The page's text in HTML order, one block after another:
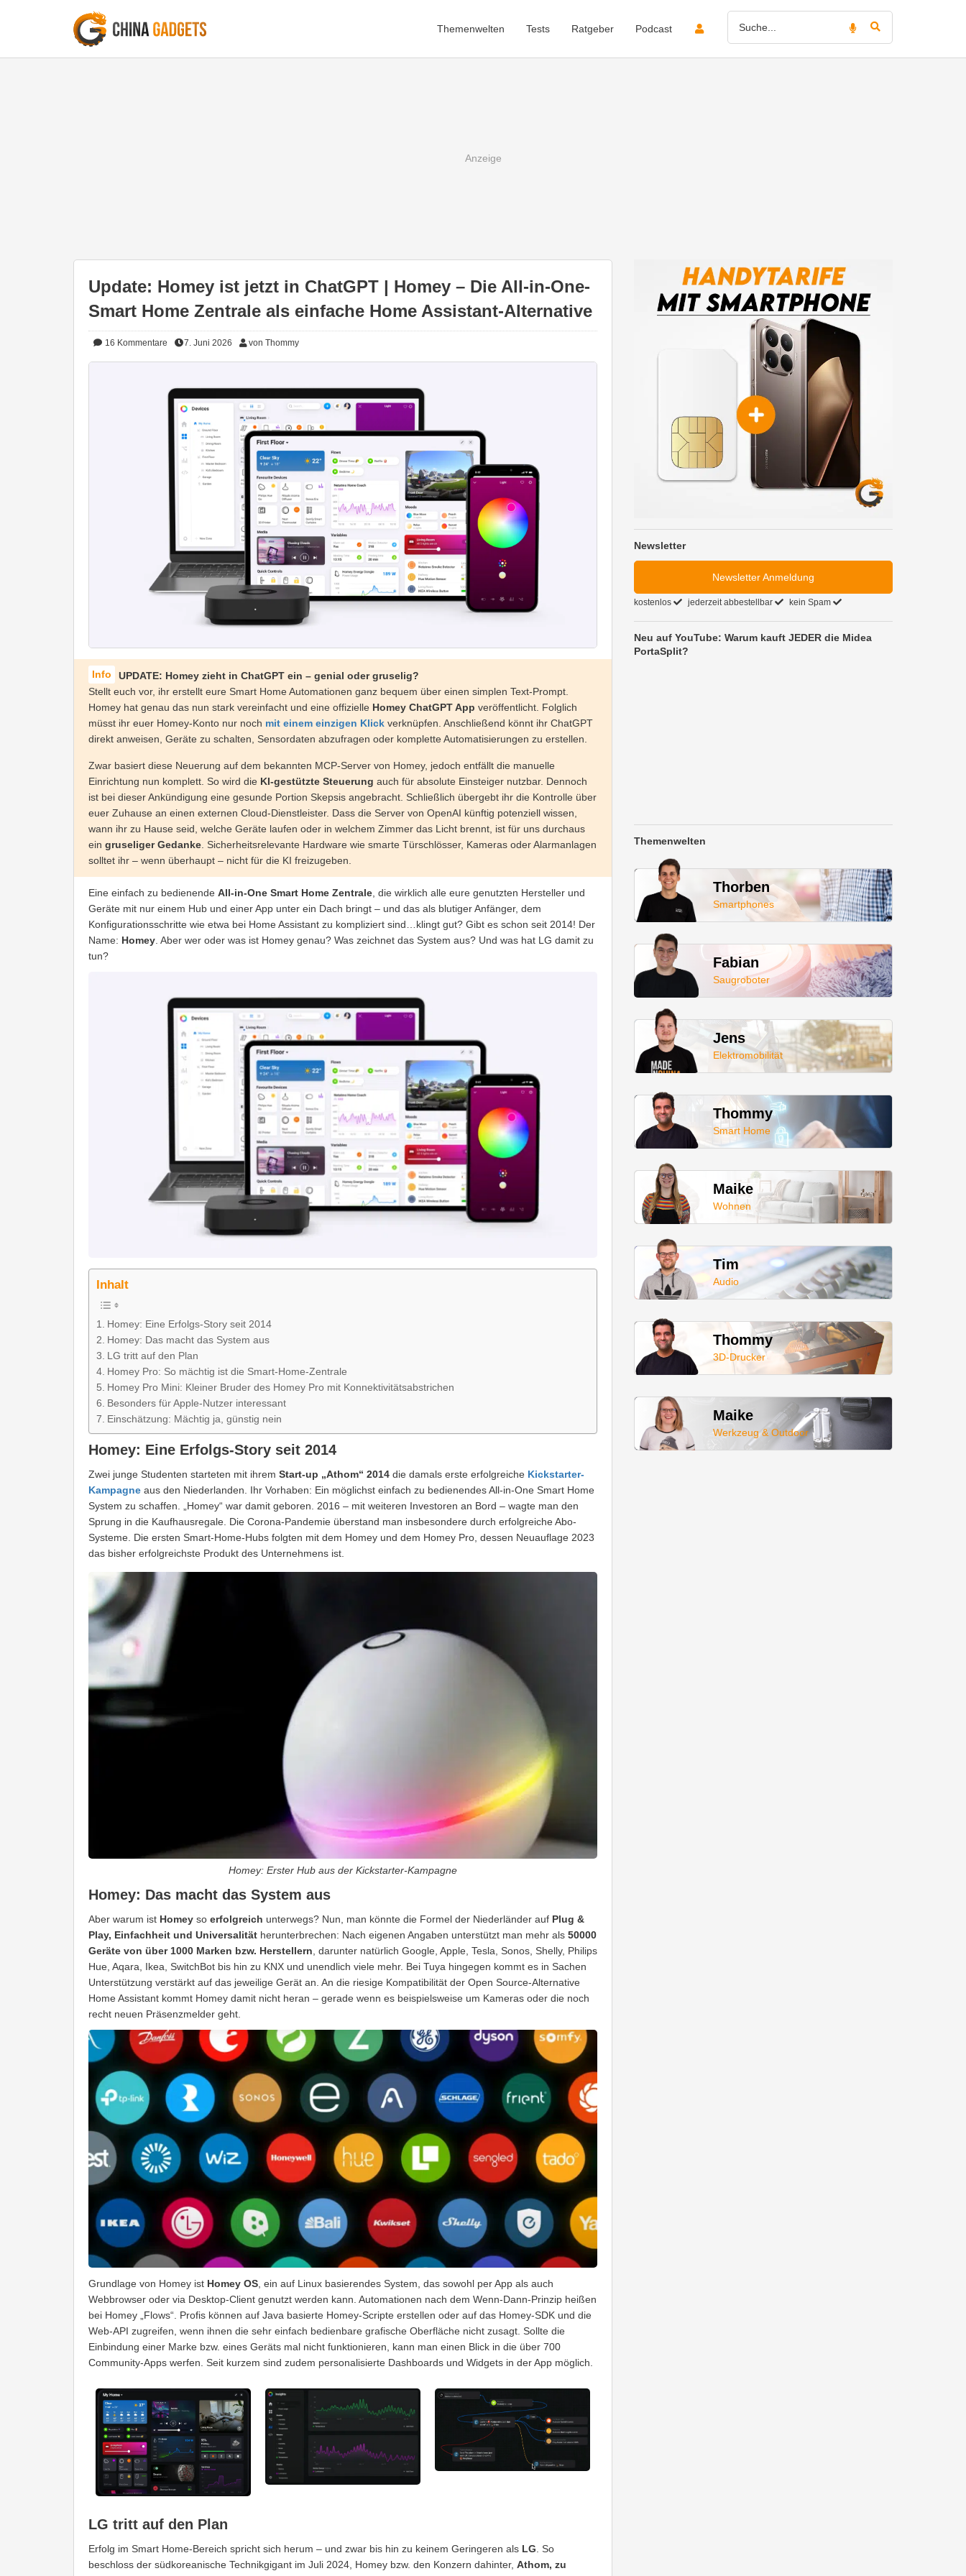
Themenwelten Tests Ratgeber Podcast
Update: Homey ist jetzt in ChatGPT | Homey – Die All-in-One-
Smart Home Zentrale als einfache Home Assistant-Alternative
16 Kommentare 7. Juni 2026 von Thommy
UPDATE: Homey zieht in ChatGPT ein – genial oder gruselig?
Stellt euch vor, ihr erstellt eure Smart Home Automationen ganz bequem über einen simplen Text-Prompt.
Homey hat genau das nun stark vereinfacht und eine offizielle Homey ChatGPT App veröffentlicht. Folglich
müsst ihr euer Homey-Konto nur noch mit einem einzigen Klick verknüpfen. Anschließend könnt ihr ChatGPT
direkt anweisen, Geräte zu schalten, Sensordaten abzufragen oder komplette Automatisierungen zu erstellen.
Zwar basiert diese Neuerung auf dem bekannten MCP-Server von Homey, jedoch entfällt die manuelle
Einrichtung nun komplett. So wird die KI-gestützte Steuerung auch für absolute Einsteiger nutzbar. Dennoch
ist bei dieser Ankündigung eine gesunde Portion Skepsis angebracht. Schließlich übergebt ihr die Kontrolle über
euer Zuhause an einen externen Cloud-Dienstleister. Dass die Server von OpenAI künftig potenziell wissen,
wann ihr zu Hause seid, welche Geräte laufen oder in welchem Zimmer das Licht brennt, ist für uns durchaus
ein gruseliger Gedanke . Sicherheitsrelevante Hardware wie smarte Türschlösser, Kameras oder Alarmanlagen
solltet ihr – wenn überhaupt – nicht für die KI freizugeben.
Eine einfach zu bedienende All-in-One Smart Home Zentrale , die wirklich alle eure genutzten Hersteller und
Geräte mit nur einem Hub und einer App unter ein Dach bringt – und das als blutiger Anfänger, dem
Konfigurationsschritte wie etwa bei Home Assistant zu kompliziert sind…klingt gut? Gibt es schon seit 2014! Der
Name: Homey . Aber wer oder was ist Homey genau? Was zeichnet das System aus? Und was hat LG damit zu
tun?
Inhalt
Homey: Eine Erfolgs-Story seit 2014
Homey: Das macht das System aus
LG tritt auf den Plan
Homey Pro: So mächtig ist die Smart-Home-Zentrale
Homey Pro Mini: Kleiner Bruder des Homey Pro mit Konnektivitätsabstrichen
Besonders für Apple-Nutzer interessant
Einschätzung: Mächtig ja, günstig nein
Homey: Eine Erfolgs-Story seit 2014
Zwei junge Studenten starteten mit ihrem Start-up „Athom“ 2014 die damals erste erfolgreiche Kickstarter-
Kampagne aus den Niederlanden. Ihr Vorhaben: Ein möglichst einfach zu bedienendes All-in-One Smart Home
System zu schaffen. „Homey“ war damit geboren. 2016 – mit weiteren Investoren an Bord – wagte man den
Sprung in die Kaufhausregale. Die Corona-Pandemie überstand man insbesondere durch erfolgreiche Abo-
Systeme. Die ersten Smart-Home-Hubs folgten mit dem Homey und dem Homey Pro, dessen Neuauflage 2023
das bisher erfolgreichste Produkt des Unternehmens ist.
Homey: Erster Hub aus der Kickstarter-Kampagne
Homey: Das macht das System aus
Aber warum ist Homey so erfolgreich unterwegs? Nun, man könnte die Formel der Niederländer auf Plug &
Play, Einfachheit und Universalität herunterbrechen: Nach eigenen Angaben unterstützt man mehr als 50000
Geräte von über 1000 Marken bzw. Herstellern , darunter natürlich Google, Apple, Tesla, Sonos, Shelly, Philips
Hue, Aqara, Ikea, SwitchBot bis hin zu KNX und unendlich viele mehr. Bei Tuya hingegen kommt es in Sachen
Unterstützung verstärkt auf das jeweilige Gerät an. An die riesige Kompatibilität der Open Source-Alternative
Home Assistant kommt Homey damit nicht heran – gerade wenn es beispielsweise um Kameras oder die noch
recht neuen Präsenzmelder geht.
Grundlage von Homey ist Homey OS , ein auf Linux basierendes System, das sowohl per App als auch
Webbrowser oder via Desktop-Client genutzt werden kann. Automationen nach dem Wenn-Dann-Prinzip heißen
bei Homey „Flows“. Profis können auf Java basierte Homey-Scripte erstellen oder auf das Homey-SDK und die
Web-API zugreifen, wenn ihnen die sehr einfach bedienbare grafische Oberfläche nicht zusagt. Sollte die
Einbindung einer Marke bzw. eines Geräts mal nicht funktionieren, kann man einen Blick in die über 700
Community-Apps werfen. Seit kurzem sind zudem personalisierte Dashboards und Widgets in der App möglich.
LG tritt auf den Plan
Erfolg im Smart Home-Bereich spricht sich herum – und zwar bis hin zu keinem Geringeren als LG . So
beschloss der südkoreanische Technikgigant im Juli 2024, Homey bzw. den Konzern dahinter, Athom, zu
Newsletter
Newsletter Anmeldung
kostenlos jederzeit abbestellbar kein Spam
Neu auf YouTube: Warum kauft JEDER die Midea
PortaSplit?
Themenwelten
Thorben
Smartphones
Fabian
Saugroboter
Jens
Elektromobilität
Thommy
Smart Home
Maike
Wohnen
Tim
Audio
Thommy
3D-Drucker
Maike
Werkzeug & Outdoor